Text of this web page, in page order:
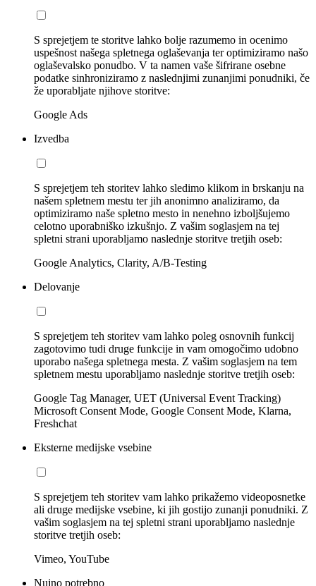
S sprejetjem te storitve lahko bolje razumemo in ocenimo
uspešnost našega spletnega oglaševanja ter optimiziramo našo
oglaševalsko ponudbo. V ta namen vaše šifrirane osebne
podatke sinhroniziramo z naslednjimi zunanjimi ponudniki, če
že uporabljate njihove storitve:
Google Ads
Izvedba
S sprejetjem teh storitev lahko sledimo klikom in brskanju na
našem spletnem mestu ter jih anonimno analiziramo, da
optimiziramo naše spletno mesto in nenehno izboljšujemo
celotno uporabniško izkušnjo. Z vašim soglasjem na tej
spletni strani uporabljamo naslednje storitve tretjih oseb:
Google Analytics, Clarity, A/B-Testing
Delovanje
S sprejetjem teh storitev vam lahko poleg osnovnih funkcij
zagotovimo tudi druge funkcije in vam omogočimo udobno
uporabo našega spletnega mesta. Z vašim soglasjem na tem
spletnem mestu uporabljamo naslednje storitve tretjih oseb:
Google Tag Manager, UET (Universal Event Tracking)
Microsoft Consent Mode, Google Consent Mode, Klarna,
Freshchat
Eksterne medijske vsebine
S sprejetjem teh storitev vam lahko prikažemo videoposnetke
ali druge medijske vsebine, ki jih gostijo zunanji ponudniki. Z
vašim soglasjem na tej spletni strani uporabljamo naslednje
storitve tretjih oseb:
Vimeo, YouTube
Nujno potrebno